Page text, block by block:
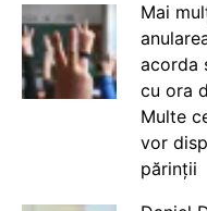
Mai
acorda
cu ora
Multe
vor
părinții